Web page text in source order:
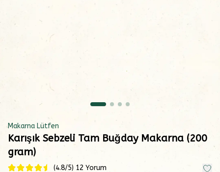
Makarna Lütfen
Karışık Sebzeli Tam Buğday Makarna (200
gram)
(4.8/5) 12 Yorum